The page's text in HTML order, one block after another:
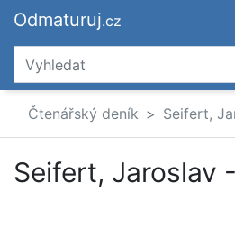
Odmaturuj.cz
Čtenářský deník Seifert,
Seifert, Jaroslav